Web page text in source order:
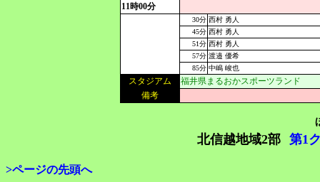
11時00分
30分 西村 勇人
45分 西村 勇人
51分 西村 勇人
57分 渡邉 優希
85分 中嶋 峻也
スタジアム
福井県まるおかスポーツランド
備考
北信越地域2部 第1
>ページの先頭へ